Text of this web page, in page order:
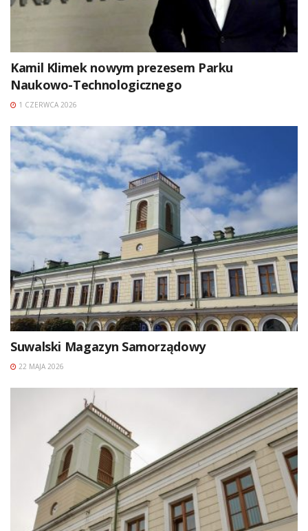
Kamil Klimek nowym prezesem Parku
Naukowo-Technologicznego
1 CZERWCA 2026
Suwalski Magazyn Samorządowy
22 MAJA 2026